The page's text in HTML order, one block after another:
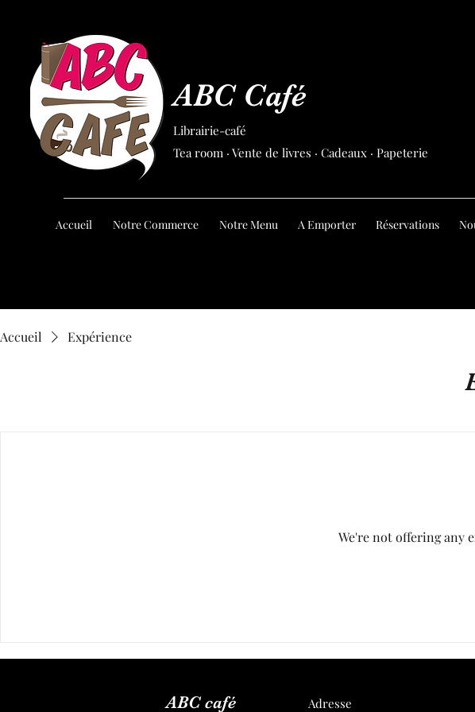
ABC Café
Librairie-café
Tea room · Vente de livres · Cadeaux · Papeterie
Accueil Notre Commerce Notre Menu A Emporter Réservations
Accueil Expérience
We're not offering any
ABC café Adresse